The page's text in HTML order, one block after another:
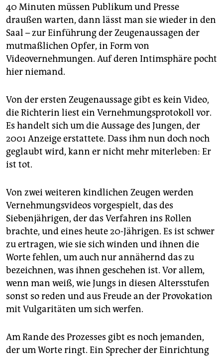
40 Minuten müssen Publikum und Presse
draußen warten, dann lässt man sie wieder in den
Saal – zur Einführung der Zeugenaussagen der
mutmaßlichen Opfer, in Form von
Videovernehmungen. Auf deren Intimsphäre pocht
hier niemand.
Von der ersten Zeugenaussage gibt es kein Video,
die Richterin liest ein Vernehmungsprotokoll vor.
Es handelt sich um die Aussage des Jungen, der
2001 Anzeige erstattete. Dass ihm nun doch noch
geglaubt wird, kann er nicht mehr miterleben: Er
ist tot.
Von zwei weiteren kindlichen Zeugen werden
Vernehmungsvideos vorgespielt, das des
Siebenjährigen, der das Verfahren ins Rollen
brachte, und eines heute 20-Jährigen. Es ist schwer
zu ertragen, wie sie sich winden und ihnen die
Worte fehlen, um auch nur annähernd das zu
bezeichnen, was ihnen geschehen ist. Vor allem,
wenn man weiß, wie Jungs in diesen Altersstufen
sonst so reden und aus Freude an der Provokation
mit Vulgaritäten um sich werfen.
Am Rande des Prozesses gibt es noch jemanden,
der um Worte ringt. Ein Sprecher der Einrichtung